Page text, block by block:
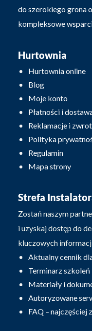
do szerokiego grona
kompleksowe
Hurtownia
Hurtownia online
Blog
Moje konto
Płatności i
Reklamacje i
Polityka
Regulamin
Mapa strony
Strefa
Zostań naszym
i uzyskaj dostęp do
kluczowych
Aktualny cennik
Terminarz
Materiały i
Autoryzowane
FAQ – najczęściej